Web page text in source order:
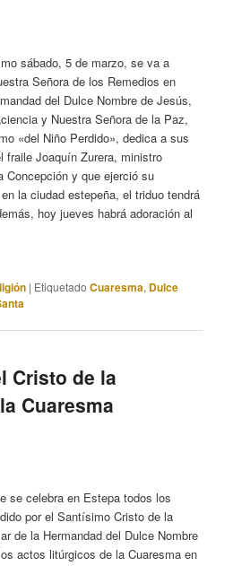
sábado, 5 de marzo, se va a
Señora de los Remedios en
del Dulce Nombre de Jesús,
y Nuestra Señora de la Paz,
«del Niño Perdido», dedica a sus
fraile Joaquín Zurera, ministro
Concepción y que ejerció su
la ciudad estepeña, el triduo tendrá
hoy jueves habrá adoración al
| Etiquetado Cuaresma, Dulce
Cristo de la
Cuaresma
se celebra en Estepa todos los
por el Santísimo Cristo de la
de la Hermandad del Dulce Nombre
actos litúrgicos de la Cuaresma en